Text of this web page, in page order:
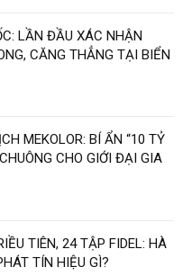
LẦN ĐẦU XÁC NHẬN
CĂNG THẲNG TẠI BIỂN
MEKOLOR: BÍ ẨN “10 TỶ
CHO GIỚI ĐẠI GIA
TIÊN, 24 TẬP FIDEL: HÀ
TÍN HIỆU GÌ?